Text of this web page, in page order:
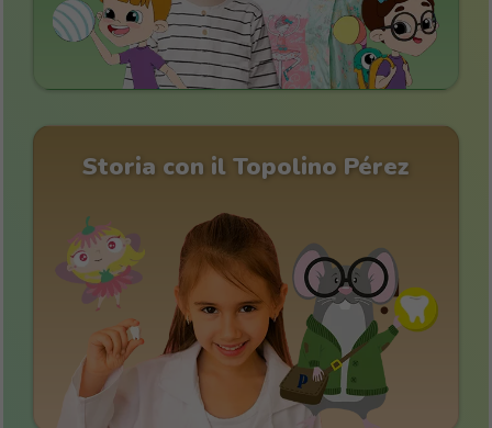
Storia con il Topolino Pérez